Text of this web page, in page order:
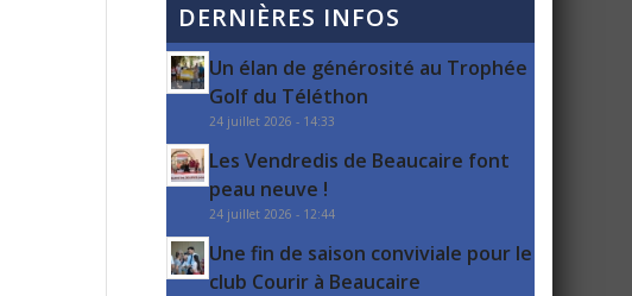
DERNIÈRES INFOS
Un élan de générosité au Trophée
Golf du Téléthon
24 juillet 2026 - 14:33
Les Vendredis de Beaucaire font
peau neuve !
24 juillet 2026 - 12:44
Une fin de saison conviviale pour le
club Courir à Beaucaire